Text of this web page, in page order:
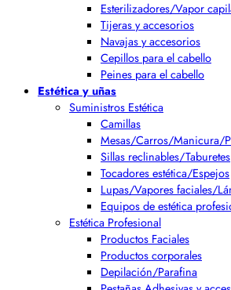
Esterilizadores/Vapor
Tijeras y accesorios
Navajas y accesorios
Cepillos para el cabello
Peines para el cabello
Estética y uñas
Suministros Estética
Camillas
Mesas/Carros/Manicura/
Sillas reclinables/Taburetes
Tocadores estética/Espejos
Lupas/Vapores faciales/
Equipos de estética
Estética Profesional
Productos Faciales
Productos corporales
Depilación/Parafina